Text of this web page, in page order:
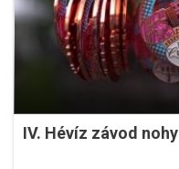
IV. Hévíz závod nohy